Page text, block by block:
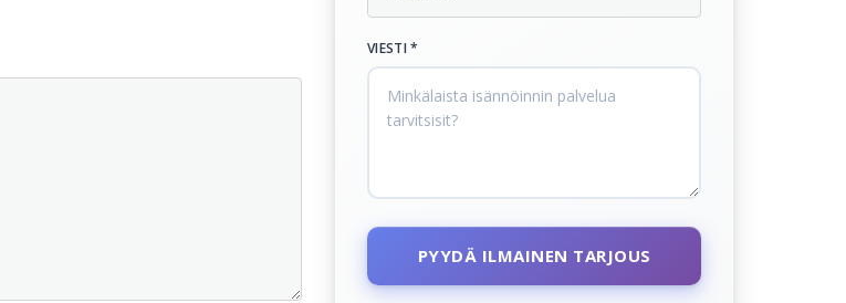
VIESTI *
PYYDÄ ILMAINEN TARJOUS